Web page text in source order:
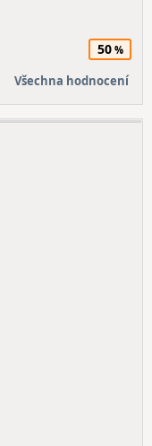
50
Všechna hodnocení